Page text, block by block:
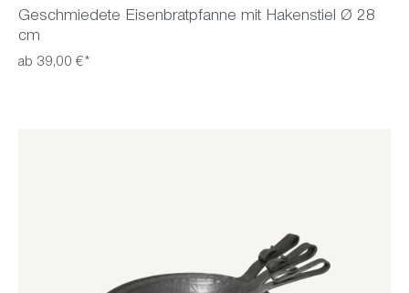
Geschmiedete Eisenbratpfanne mit Hakenstiel Ø 28
cm
ab 39,00 €*